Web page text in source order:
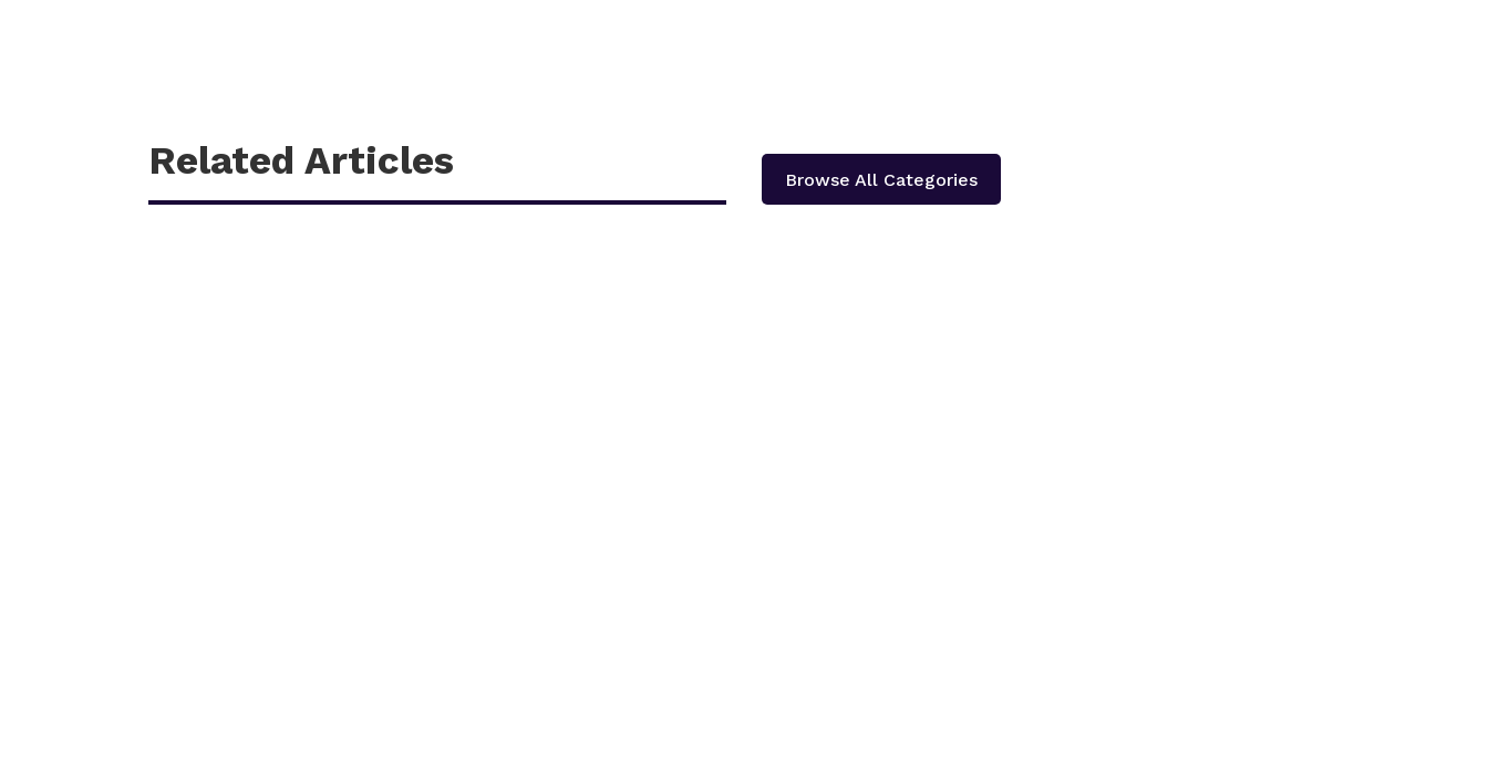
Related Articles Browse All Categories